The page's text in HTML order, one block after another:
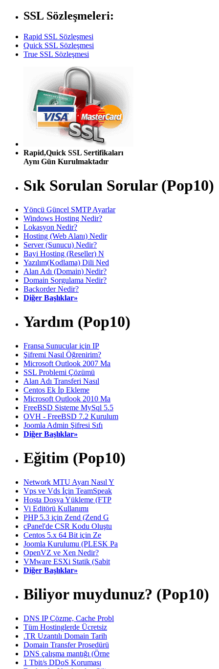
SSL Sözleşmeleri:
Rapid SSL Sözleşmesi
Quick SSL Sözleşmesi
True SSL Sözleşmesi
Rapid,Quick SSL Sertifikaları
Aynı Gün Kurulmaktadır
Sık Sorulan Sorular (Pop10)
Yöncü Güncel SMTP Ayarlar
Windows Hosting Nedir?
Lokasyon Nedir?
Hosting (Web Alanı) Nedir
Server (Sunucu) Nedir?
Bayi Hosting (Reseller) N
Yazılım(Kodlama) Dili Ned
Alan Adı (Domain) Nedir?
Domain Sorgulama Nedir?
Backorder Nedir?
Diğer Başlıklar»
Yardım (Pop10)
Fransa Sunucular için IP
Şifremi Nasıl Öğrenirim?
Microsoft Outlook 2007 Ma
SSL Problemi Çözümü
Alan Adı Transferi Nasıl
Centos Ek İp Ekleme
Microsoft Outlook 2010 Ma
FreeBSD Sisteme MySql 5.5
OVH - FreeBSD 7.2 Kurulum
Joomla Admin Şifresi Sıfı
Diğer Başlıklar»
Eğitim (Pop10)
Network MTU Ayarı Nasıl Y
Vps ve Vds İçin TeamSpeak
Hosta Dosya Yükleme (FTP
Vi Editörü Kullanımı
PHP 5.3 için Zend (Zend G
cPanel'de CSR Kodu Oluştu
Centos 5.x 64 Bit için Ze
Joomla Kurulumu (PLESK Pa
OpenVZ ve Xen Nedir?
VMware ESXi Statik (Sabit
Diğer Başlıklar»
Biliyor muydunuz? (Pop10)
DNS IP Çözme, Cache Probl
Tüm Hostinglerde Ücretsiz
.TR Uzantılı Domain Tarih
Domain Transfer Prosedürü
DNS çalışma mantığı (Örne
1 Tbit/s DDoS Koruması